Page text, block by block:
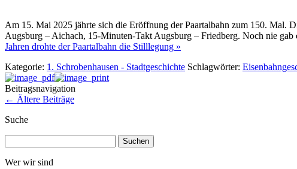
Am 15. Mai 2025 jährte sich die Eröffnung der Paartalbahn zum 150. Mal.
Augsburg – Aichach, 15-Minuten-Takt Augsburg – Friedberg. Noch nie
Jahren drohte der Paartalbahn die Stilllegung »
Kategorie: 1. Schrobenhausen - Stadtgeschichte Schlagwörter:
Beitragsnavigation
← Ältere Beiträge
Suche
nach:
Wer wir sind